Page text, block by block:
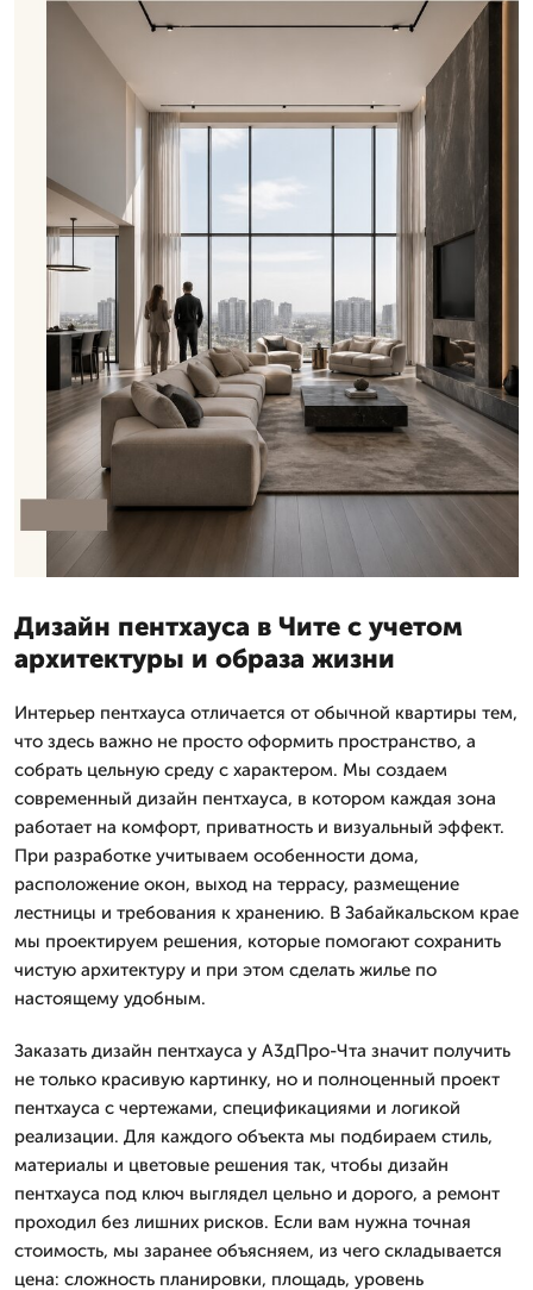
Дизайн пентхауса в Чите с учетом
архитектуры и образа жизни
Интерьер пентхауса отличается от обычной квартиры тем,
что здесь важно не просто оформить пространство, а
собрать цельную среду с характером. Мы создаем
современный дизайн пентхауса, в котором каждая зона
работает на комфорт, приватность и визуальный эффект.
При разработке учитываем особенности дома,
расположение окон, выход на террасу, размещение
лестницы и требования к хранению. В Забайкальском крае
мы проектируем решения, которые помогают сохранить
чистую архитектуру и при этом сделать жилье по
настоящему удобным.
Заказать дизайн пентхауса у А3дПро-Чта значит получить
не только красивую картинку, но и полноценный проект
пентхауса с чертежами, спецификациями и логикой
реализации. Для каждого объекта мы подбираем стиль,
материалы и цветовые решения так, чтобы дизайн
пентхауса под ключ выглядел цельно и дорого, а ремонт
проходил без лишних рисков. Если вам нужна точная
стоимость, мы заранее объясняем, из чего складывается
цена: сложность планировки, площадь, уровень